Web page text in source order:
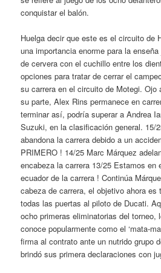
conquistar el balón.
Huelga decir que este es el circuito de
una importancia enorme para la
de cervera con el cuchillo entre los
opciones para tratar de cerrar el
su carrera en el circuito de Motegi.
su parte, Alex Rins permanece en
terminar así, podría superar a Andrea
Suzuki, en la clasificación general. 15/
abandona la carrera debido a un
PRIMERO ! 14/25 Marc Márquez
encabeza la carrera 13/25 Estamos en
ecuador de la carrera ! Continúa
cabeza de carrera, el objetivo ahora es
todas las puertas al piloto de Ducati.
ocho primeras eliminatorias del torneo,
conoce popularmente como el ‘mata-
firma al contrato ante un nutrido grupo
brindó sus primera declaraciones con